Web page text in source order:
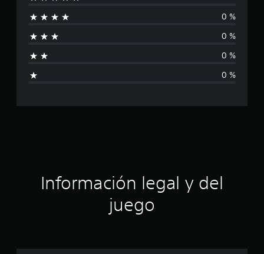
c
a
f
a
o
0 %
0 %
0 %
0 %
Información legal y del
juego